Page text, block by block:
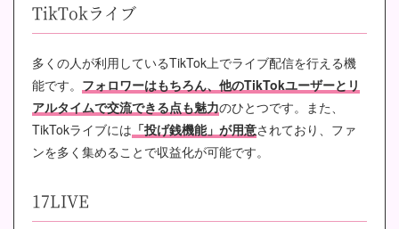
TikTokライブ
多くの人が利用しているTikTok上でライブ配信を行える機
能です。 フォロワーはもちろん、他のTikTokユーザーとリ
アルタイムで交流できる点も魅力のひとつです。また、
TikTokライブには 「投げ銭機能」が用意されており、ファ
ンを多く集めることで収益化が可能です。
17LIVE